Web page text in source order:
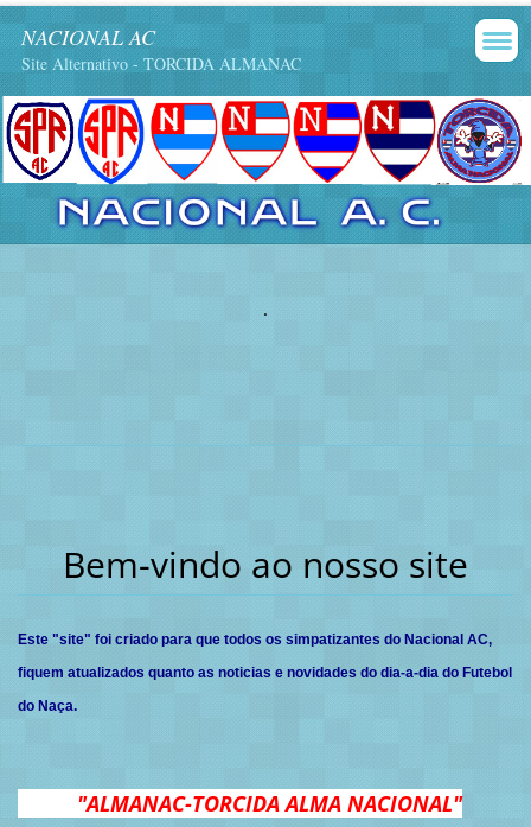
NACIONAL AC
Site Alternativo - TORCIDA ALMANAC
.
Bem-vindo ao nosso site
Este "site" foi criado para que todos os simpatizantes do Nacional AC,
fiquem atualizados quanto as noticias e novidades do dia-a-dia do Futebol
do Naça.
"ALMANAC-TORCIDA ALMA NACIONAL"